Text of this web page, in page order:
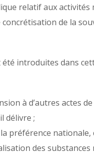
relatif aux activités
de la
introduites dans
à d’autres actes
délivre ;
préférence nationale,
des substances